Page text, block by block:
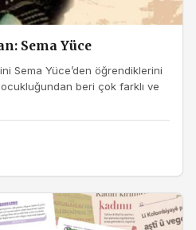
Sema Yüce
Sema Yüce’den öğrendiklerini
beri çok farklı ve